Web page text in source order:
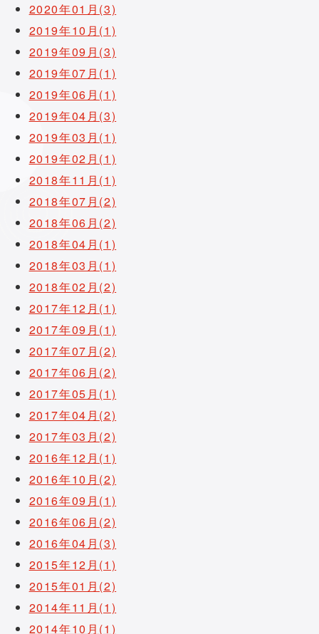
2020年01月(3)
2019年10月(1)
2019年09月(3)
2019年07月(1)
2019年06月(1)
2019年04月(3)
2019年03月(1)
2019年02月(1)
2018年11月(1)
2018年07月(2)
2018年06月(2)
2018年04月(1)
2018年03月(1)
2018年02月(2)
2017年12月(1)
2017年09月(1)
2017年07月(2)
2017年06月(2)
2017年05月(1)
2017年04月(2)
2017年03月(2)
2016年12月(1)
2016年10月(2)
2016年09月(1)
2016年06月(2)
2016年04月(3)
2015年12月(1)
2015年01月(2)
2014年11月(1)
2014年10月(1)